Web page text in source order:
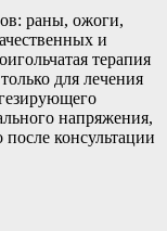
раны, ожоги,
и
терапия
для лечения
напряжения,
консультации